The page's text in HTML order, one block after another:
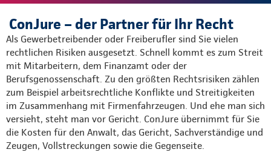
ConJure – der Partner für Ihr Recht
Als Gewerbetreibender oder Freiberufler sind Sie vielen
rechtlichen Risiken ausgesetzt. Schnell kommt es zum Streit
mit Mitarbeitern, dem Finanzamt oder der
Berufsgenossenschaft. Zu den größten Rechtsrisiken zählen
zum Beispiel arbeitsrechtliche Konflikte und Streitigkeiten
im Zusammenhang mit Firmenfahrzeugen. Und ehe man sich
versieht, steht man vor Gericht. ConJure übernimmt für Sie
die Kosten für den Anwalt, das Gericht, Sachverständige und
Zeugen, Vollstreckungen sowie die Gegenseite.